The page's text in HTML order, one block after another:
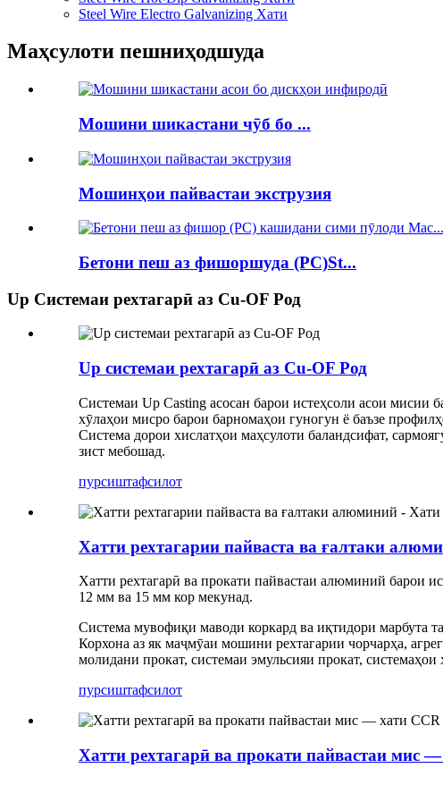
Steel Wire Electro Galvanizing Хати
Маҳсулоти пешниҳодшуда
Мошини шикастани чӯб бо ...
Мошинҳои пайвастаи экструзия
Бетони пеш аз фишоршуда (PC)St...
Up Системаи рехтагарӣ аз Cu-OF Род
Up системаи рехтагарӣ аз Cu-OF Род
Системаи Up Casting асосан барои истеҳсоли асои мисии
хӯлаҳои мисро барои барномаҳои гуногун ё баъзе
Система дорои хислатҳои маҳсулоти баландсифат,
зист мебошад.
пурсиштафсилот
Хатти рехтагарии пайваста ва ғалтаки
Хатти рехтагарӣ ва прокати пайвастаи алюминий барои
12 мм ва 15 мм кор мекунад.
Система мувофиқи маводи коркард ва иқтидори марбута
Корхона аз як маҷмӯаи мошини рехтагарии чорчарҳа,
молидани прокат, системаи эмульсияи прокат,
пурсиштафсилот
Хатти рехтагарӣ ва прокати пайвастаи мис